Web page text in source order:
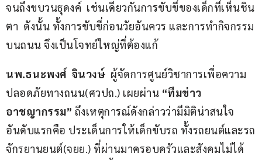
จนถึงขบวนธุดงค์  เช่นเดียวกันการขับขี่ของเด็กที่เห็นชิน
ตา  ดังนั้น ทั้งการขับขี่ก่อนวัยอันควร และการทำกิจกรรม
บนถนน จึงเป็นโจทย์ใหญ่ที่ต้องแก้
นพ.ธนะพงศ์  จินวงษ์ ผู้จัดการศูนย์วิชาการเพื่อความ
ปลอดภัยทางถนน(ศวปถ.) เผยผ่าน “ทีมข่าว
อาชญากรรม” ถึงเหตุการณ์ดังกล่าวว่ามีมิติน่าสนใจ
อันดับแรกคือ ประเด็นการให้เด็กขับรถ ทั้งรถยนต์และรถ
จักรยานยนต์(จยย.) ที่ผ่านมาครอบครัวและสังคมไม่ได้